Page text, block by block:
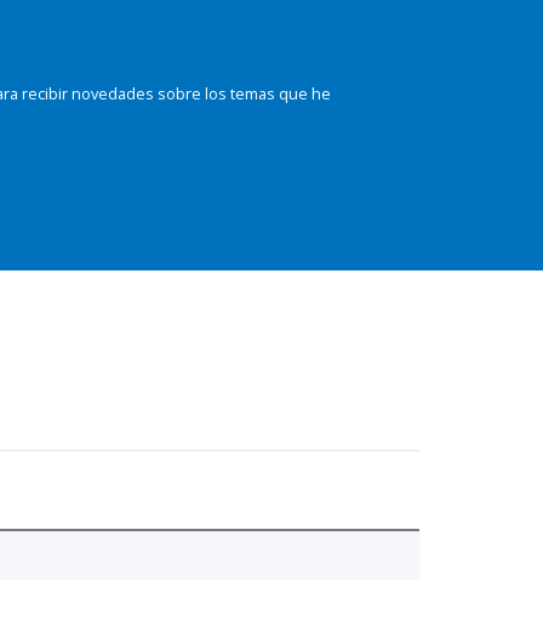
recibir novedades sobre los temas que he